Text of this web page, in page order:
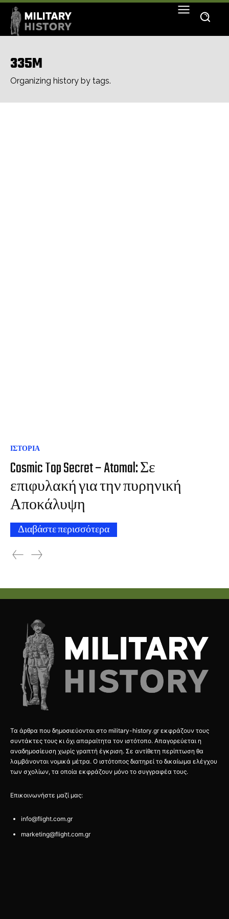
335M
Organizing history by tags.
ΙΣΤΟΡΙΑ
Cosmic Top Secret – Atomal: Σε
επιφυλακή για την πυρηνική
Αποκάλυψη
Διαβάστε περισσότερα
Τα άρθρα που δημοσιεύονται στο military-history.gr εκφράζουν τους
συντάκτες τους κι όχι απαραίτητα τον ιστότοπο. Απαγορεύεται η
αναδημοσίευση χωρίς γραπτή έγκριση. Σε αντίθετη περίπτωση θα
λαμβάνονται νομικά μέτρα. Ο ιστότοπος διατηρεί το δικαίωμα ελέγχου
των σχολίων, τα οποία εκφράζουν μόνο το συγγραφέα τους.
Επικοινωνήστε μαζί μας:
info@flight.com.gr
marketing@flight.com.gr